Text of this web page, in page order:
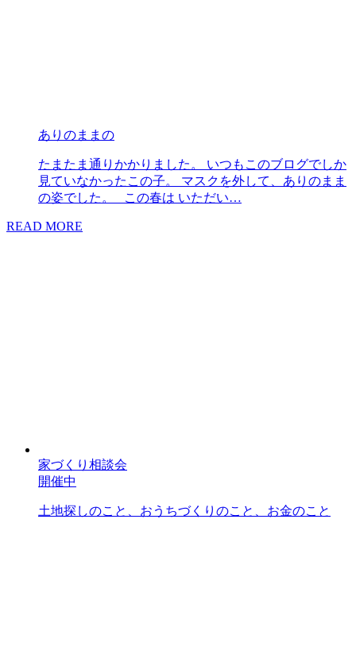
ありのままの
たまたま通りかかりました。 いつもこのブログでしか
見ていなかったこの子。 マスクを外して、ありのまま
の姿でした。 この春は いただい…
READ MORE
家づくり相談会
開催中
土地探しのこと、おうちづくりのこと、お金のこと